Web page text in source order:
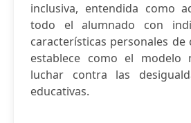
inclusiva, entendida como
todo el alumnado con
características personales de
establece como el modelo
luchar contra las
educativas.